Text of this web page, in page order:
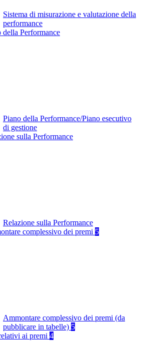
Sistema di misurazione e valutazione della
performance
della Performance
Piano della Performance/Piano esecutivo
di gestione
sulla Performance
Relazione sulla Performance
complessivo dei premi 5
Ammontare complessivo dei premi (da
pubblicare in tabelle) 5
ai premi 4